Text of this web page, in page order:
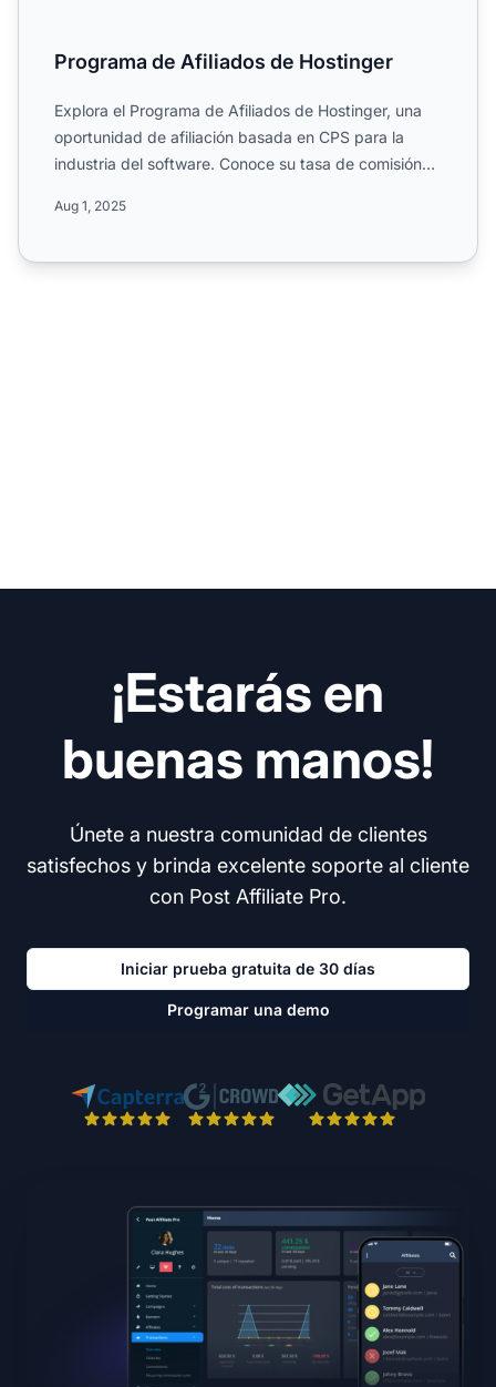
Programa de Afiliados de Hostinger
Explora el Programa de Afiliados de Hostinger, una
oportunidad de afiliación basada en CPS para la
industria del software. Conoce su tasa de comisión
Aug 1, 2025
¡Estarás en
buenas manos!
Únete a nuestra comunidad de clientes
satisfechos y brinda excelente soporte al cliente
con Post Affiliate Pro.
Iniciar prueba gratuita de 30 días
Programar una demo